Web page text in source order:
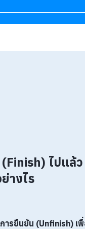
ไปแล้ว
างไร
รยืนยัน (Unfinish)